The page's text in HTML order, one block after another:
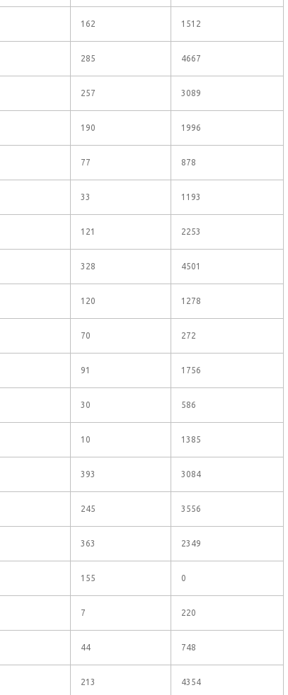
162 1512
285 4667
257 3089
190 1996
77 878
33 1193
121 2253
328 4501
120 1278
70 272
91 1756
30 586
10 1385
393 3084
245 3556
363 2349
155 0
7 220
44 748
213 4354